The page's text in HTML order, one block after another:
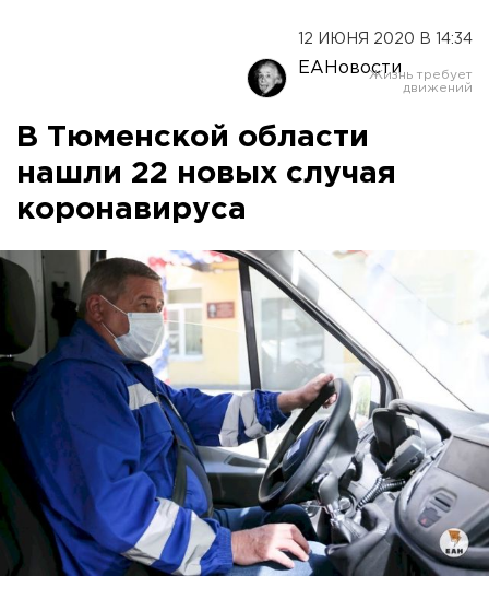
12 ИЮНЯ 2020 В 14:34
ЕАНовости
В Тюменской области
нашли 22 новых случая
коронавируса